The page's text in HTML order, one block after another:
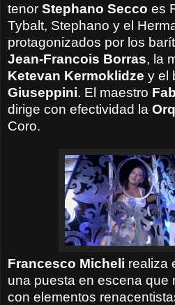
tenor Stephano Secco es
Tybalt, Stephano y el
protagonizados por los
Jean-Francois Borras, la
Ketevan Kermoklidze y el
Giuseppini. El maestro
dirige con efectividad la
Coro.
Francesco Micheli realiza
una puesta en escena que
con elementos